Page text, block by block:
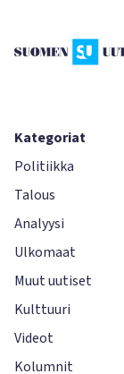
Kategoriat
Politiikka
Talous
Analyysi
Ulkomaat
Muut uutiset
Kulttuuri
Videot
Kolumnit